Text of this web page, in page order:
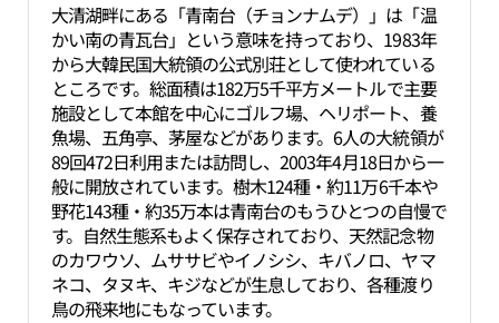
大清湖畔にある「青南台（チョンナムデ）」は「温
かい南の青瓦台」という意味を持っており、1983年
から大韓民国大統領の公式別荘として使われている
ところです。総面積は182万5千平方メートルで主要
施設として本館を中心にゴルフ場、ヘリポート、養
魚場、五角亭、茅屋などがあります。6人の大統領が
89回472日利用または訪問し、2003年4月18日から一
般に開放されています。樹木124種・約11万6千本や
野花143種・約35万本は青南台のもうひとつの自慢で
す。自然生態系もよく保存されており、天然記念物
のカワウソ、ムササビやイノシシ、キバノロ、ヤマ
ネコ、タヌキ、キジなどが生息しており、各種渡り
鳥の飛来地にもなっています。